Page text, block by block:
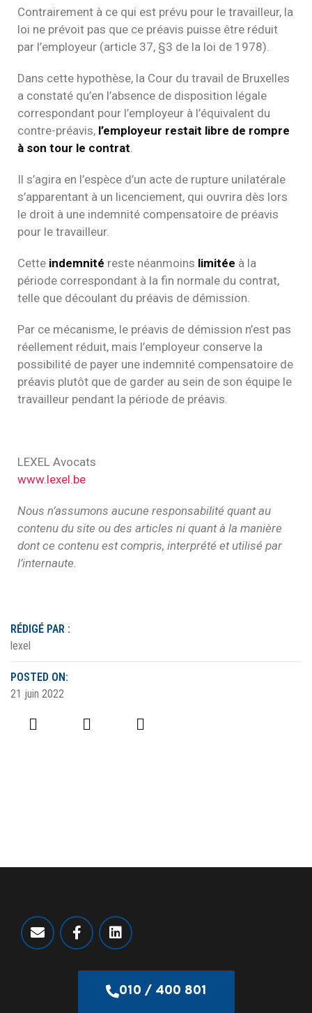
Contrairement à ce qui est prévu pour le travailleur, la
loi ne prévoit pas que ce préavis puisse être réduit
par l’employeur (article 37, §3 de la loi de 1978).
Dans cette hypothèse, la Cour du travail de Bruxelles
a constaté qu’en l’absence de disposition légale
correspondant pour l’employeur à l’équivalent du
contre-préavis, l’employeur restait libre de rompre
à son tour le contrat
Il s’agira en l’espèce d’un acte de rupture unilatérale
s’apparentant à un licenciement, qui ouvrira dès lors
le droit à une indemnité compensatoire de préavis
pour le travailleur.
Cette indemnité reste néanmoins limitée à la
période correspondant à la fin normale du contrat,
telle que découlant du préavis de démission.
Par ce mécanisme, le préavis de démission n’est pas
réellement réduit, mais l’employeur conserve la
possibilité de payer une indemnité compensatoire de
préavis plutôt que de garder au sein de son équipe le
travailleur pendant la période de préavis.
LEXEL Avocats
www.lexel.be
Nous n’assumons aucune responsabilité quant au
contenu du site ou des articles ni quant à la manière
dont ce contenu est compris, interprété et utilisé par
l’internaute.
RÉDIGÉ PAR :
lexel
POSTED ON:
21 juin 2022
010 / 400 801